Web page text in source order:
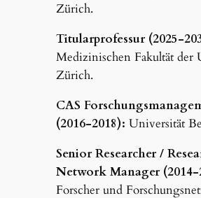
Zürich.
Titularprofessur (2025-
Medizinischen Fakultät der
Zürich.
CAS
(2016-2018): Universität
Senior Researcher /
Network Manager (2014-
Forscher und